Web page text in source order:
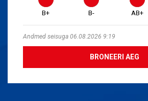
B+ B- AB+
Andmed seisuga 06.08.2026 9:19
BRONEERI AEG